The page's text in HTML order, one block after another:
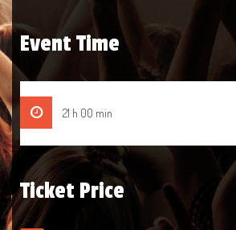
Event Time
21 h 00 min
Ticket Price